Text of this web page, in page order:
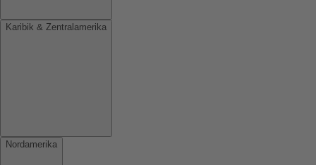
Karibik & Zentralamerika
Nordamerika